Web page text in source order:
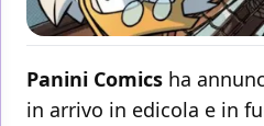
Panini Comics ha
in arrivo in edicola e in